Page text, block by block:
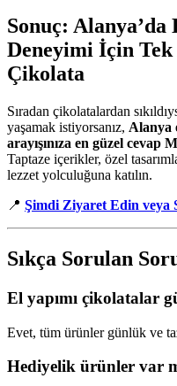
Sonuç: Alanya’da
Deneyimi İçin
Çikolata
Sıradan çikolatalardan
yaşamak istiyorsanız, Alanya
arayışınıza en güzel cevap
Taptaze içerikler, özel
lezzet yolculuğuna katılın.
📍 Şimdi Ziyaret Edin veya
Sıkça Sorulan
El yapımı çikolatalar
Evet, tüm ürünler günlük ve
Hediyelik ürünler var